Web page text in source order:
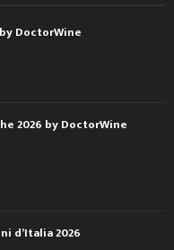
DoctorWine
2026 by DoctorWine
d’Italia 2026